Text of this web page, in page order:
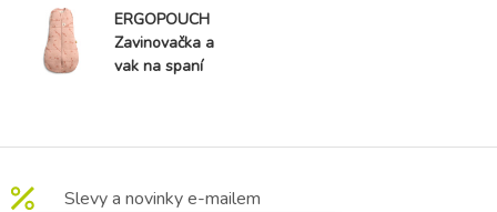
ERGOPOUCH
Zavinovačka a
vak na spaní
Slevy a novinky e-mailem